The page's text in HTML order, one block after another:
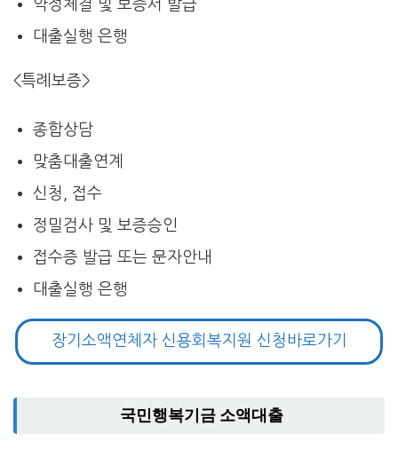
약정체결 및 보증서 발급
대출실행 은행
<특례보증>
종합상담
맞춤대출연계
신청, 접수
정밀검사 및 보증승인
접수증 발급 또는 문자안내
대출실행 은행
장기소액연체자 신용회복지원 신청바로가기
국민행복기금 소액대출